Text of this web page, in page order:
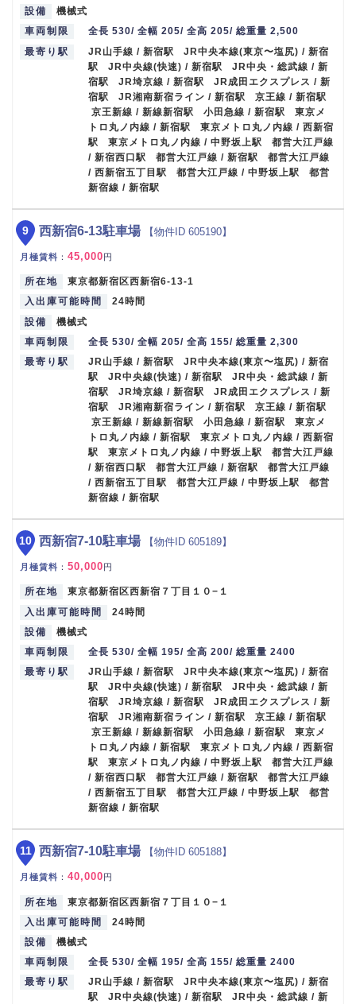
設備
機械式
車両制限
全長 530/ 全幅 205/ 全高 205/ 総重量 2,500
最寄り駅
JR山手線 / 新宿駅 JR中央本線(東京〜塩尻) / 新宿
駅 JR中央線(快速) / 新宿駅 JR中央・総武線 / 新
宿駅 JR埼京線 / 新宿駅 JR成田エクスプレス / 新
宿駅 JR湘南新宿ライン / 新宿駅 京王線 / 新宿駅
京王新線 / 新線新宿駅 小田急線 / 新宿駅 東京メ
トロ丸ノ内線 / 新宿駅 東京メトロ丸ノ内線 / 西新宿
駅 東京メトロ丸ノ内線 / 中野坂上駅 都営大江戸線
/ 新宿西口駅 都営大江戸線 / 新宿駅 都営大江戸線
/ 西新宿五丁目駅 都営大江戸線 / 中野坂上駅 都営
新宿線 / 新宿駅
西新宿6-13駐車場 【物件ID 605190】
月極賃料 ： 45,000円
所在地
東京都新宿区西新宿6-13-1
入出庫可能時間
24時間
設備
機械式
車両制限
全長 530/ 全幅 205/ 全高 155/ 総重量 2,300
最寄り駅
JR山手線 / 新宿駅 JR中央本線(東京〜塩尻) / 新宿
駅 JR中央線(快速) / 新宿駅 JR中央・総武線 / 新
宿駅 JR埼京線 / 新宿駅 JR成田エクスプレス / 新
宿駅 JR湘南新宿ライン / 新宿駅 京王線 / 新宿駅
京王新線 / 新線新宿駅 小田急線 / 新宿駅 東京メ
トロ丸ノ内線 / 新宿駅 東京メトロ丸ノ内線 / 西新宿
駅 東京メトロ丸ノ内線 / 中野坂上駅 都営大江戸線
/ 新宿西口駅 都営大江戸線 / 新宿駅 都営大江戸線
/ 西新宿五丁目駅 都営大江戸線 / 中野坂上駅 都営
新宿線 / 新宿駅
9
西新宿7-10駐車場 【物件ID 605189】
月極賃料 ： 50,000円
所在地
東京都新宿区西新宿７丁目１０−１
入出庫可能時間
24時間
設備
機械式
車両制限
全長 530/ 全幅 195/ 全高 200/ 総重量 2400
最寄り駅
JR山手線 / 新宿駅 JR中央本線(東京〜塩尻) / 新宿
駅 JR中央線(快速) / 新宿駅 JR中央・総武線 / 新
宿駅 JR埼京線 / 新宿駅 JR成田エクスプレス / 新
宿駅 JR湘南新宿ライン / 新宿駅 京王線 / 新宿駅
京王新線 / 新線新宿駅 小田急線 / 新宿駅 東京メ
トロ丸ノ内線 / 新宿駅 東京メトロ丸ノ内線 / 西新宿
駅 東京メトロ丸ノ内線 / 中野坂上駅 都営大江戸線
/ 新宿西口駅 都営大江戸線 / 新宿駅 都営大江戸線
/ 西新宿五丁目駅 都営大江戸線 / 中野坂上駅 都営
新宿線 / 新宿駅
10
西新宿7-10駐車場 【物件ID 605188】
月極賃料 ： 40,000円
所在地
東京都新宿区西新宿７丁目１０−１
入出庫可能時間
24時間
設備
機械式
車両制限
全長 530/ 全幅 195/ 全高 155/ 総重量 2400
最寄り駅
JR山手線 / 新宿駅 JR中央本線(東京〜塩尻) / 新宿
駅 JR中央線(快速) / 新宿駅 JR中央・総武線 / 新
11